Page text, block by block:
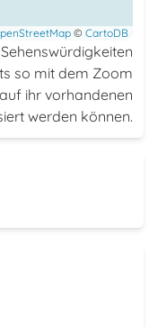
© CartoDB
so mit dem Zoom
ihr vorhandenen
werden können.